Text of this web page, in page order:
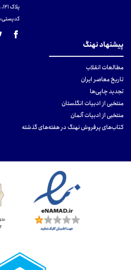
پلاک 121، واحد ۴.
کدپستی: 131465433۶
پیشنهاد نهنگ
مطالعات انقلاب
تاریخ معاصر ایران
تجدید چاپی‌ها
منتخبی از ادبیات انگلستان
منتخبی از ادبیات آلمان
کتاب‌های پرفروش نهنگ در هفته‌های گذشته